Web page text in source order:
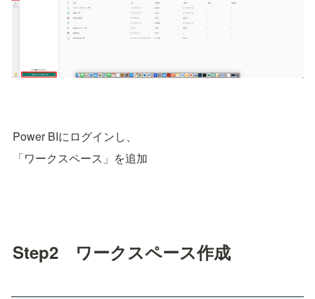
Power BIにログインし、
「ワークスペース」を追加
Step2　ワークスペース作成